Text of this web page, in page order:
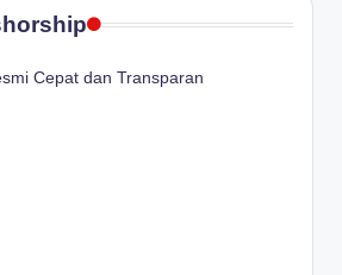
Cepat dan Transparan